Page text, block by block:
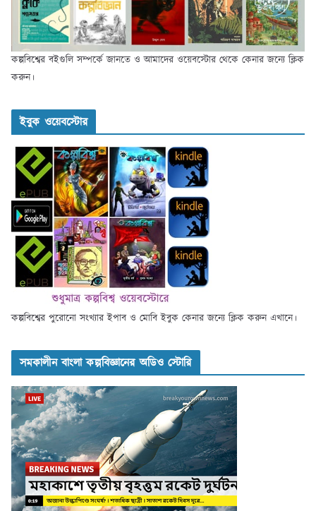
কল্পবিশ্বের বইগুলি সম্পর্কে জানতে ও আমাদের ওয়েবস্টোর থেকে কেনার জন্যে ক্লিক
করুন।
ইবুক ওয়েবস্টোর
কল্পবিশ্বের পুরোনো সংখ্যার ইপাব ও মোবি ইবুক কেনার জন্যে ক্লিক করুন এখানে।
সমকালীন বাংলা কল্পবিজ্ঞানের অডিও স্টোরি